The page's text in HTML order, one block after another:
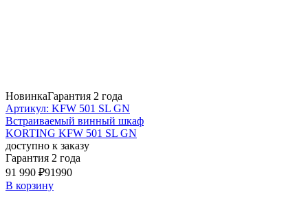
НовинкаГарантия 2 года
Артикул: KFW 501 SL GN
Встраиваемый винный шкаф
KORTING KFW 501 SL GN
доступно к заказу
Гарантия 2 года
91 990 ₽91990
В корзину